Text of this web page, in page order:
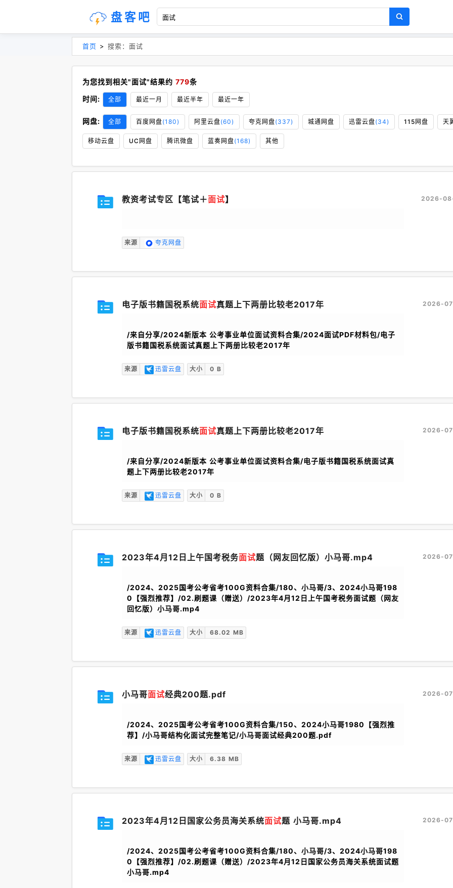
盘客吧
首页 > 搜索：面试
为您找到相关"面试"结果约 779条
时间:
全部 最近一月 最近半年 最近一年
网盘: 全部 百度网盘(180) 阿里云盘(60) 夸克网盘(337) 城通网盘 迅雷云盘(34) 115网盘 天
移动云盘 UC网盘 腾讯微盘 蓝奏网盘(168) 其他
教资考试专区【笔试＋面试】
来源 夸克网盘
2026-
电子版书籍国税系统面试真题上下两册比较老2017年
/来自分享/2024新版本 公考事业单位面试资料合集/2024面试PDF材料包/电子
版书籍国税系统面试真题上下两册比较老2017年
来源 迅雷云盘 大小 0 B
2026-
电子版书籍国税系统面试真题上下两册比较老2017年
/来自分享/2024新版本 公考事业单位面试资料合集/电子版书籍国税系统面试真
题上下两册比较老2017年
来源 迅雷云盘 大小 0 B
2026-
2023年4月12日上午国考税务面试题（网友回忆版）小马哥.mp4
/2024、2025国考公考省考100G资料合集/180、小马哥/3、2024小马哥198
0【强烈推荐】/02.刷题课（赠送）/2023年4月12日上午国考税务面试题（网友
回忆版）小马哥.mp4
来源 迅雷云盘 大小 68.02 MB
2026-
小马哥面试经典200题.pdf
/2024、2025国考公考省考100G资料合集/150、2024小马哥1980【强烈推
荐】/小马哥结构化面试完整笔记/小马哥面试经典200题.pdf
来源 迅雷云盘 大小 6.38 MB
2026-
2023年4月12日国家公务员海关系统面试题 小马哥.mp4
/2024、2025国考公考省考100G资料合集/180、小马哥/3、2024小马哥198
0【强烈推荐】/02.刷题课（赠送）/2023年4月12日国家公务员海关系统面试题
小马哥.mp4
2026-